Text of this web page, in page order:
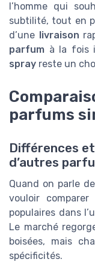
l’homme qui
subtilité, tout en
d’une
livraison
parfum à la fois
spray reste un
parfums
Différences
d’autres
Quand on parle de
vouloir comparer
populaires dans
Le marché
boisées, mais
spécificités.